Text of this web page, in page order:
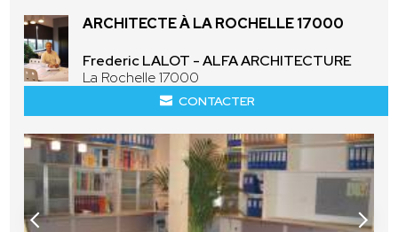
ARCHITECTE À LA ROCHELLE 17000
Frederic LALOT - ALFA ARCHITECTURE
La Rochelle 17000
CONTACTER